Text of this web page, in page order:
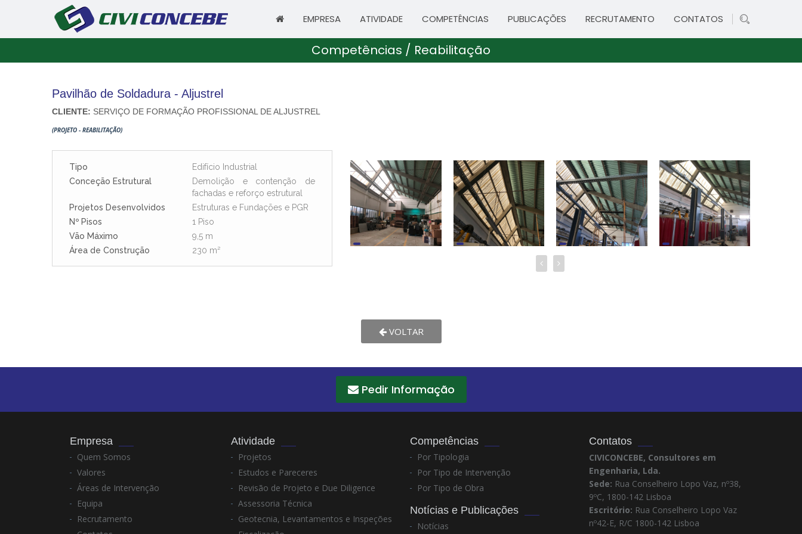
EMPRESA ATIVIDADE COMPETÊNCIAS PUBLICAÇÕES RECRUTAMENTO CONTATOS
Competências / Reabilitação
Pavilhão de Soldadura - Aljustrel
CLIENTE: SERVIÇO DE FORMAÇÃO PROFISSIONAL DE ALJUSTREL
(PROJETO - REABILITAÇÃO)
Tipo
Edifício Industrial
Conceção Estrutural
Demolição e contenção de
fachadas e reforço estrutural
Projetos Desenvolvidos
Estruturas e Fundações e PGR
Nº Pisos
1 Piso
Vão Máximo
9,5 m
Área de Construção
230 m²
VOLTAR
Pedir Informação
Empresa
Quem Somos
Valores
Áreas de Intervenção
Equipa
Recrutamento
Atividade
Projetos
Estudos e Pareceres
Revisão de Projeto e Due Diligence
Assessoria Técnica
Geotecnia, Levantamentos e Inspeções
Competências
Por Tipologia
Por Tipo de Intervenção
Por Tipo de Obra
Notícias e Publicações
Notícias
Contatos
CIVICONCEBE, Consultores em
Engenharia, Lda.
Sede: Rua Conselheiro Lopo Vaz, nº38,
9ºC, 1800-142 Lisboa
Escritório: Rua Conselheiro Lopo Vaz
nº42-E, R/C 1800-142 Lisboa